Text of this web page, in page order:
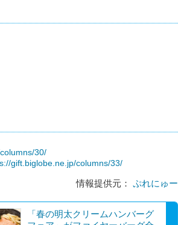
30/
gift.biglobe.ne.jp/columns/33/
情報提供元： ぷれにゅー
「春の明太クリームハンバーグ